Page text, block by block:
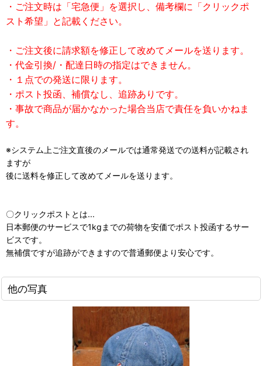
・ご注文時は「宅急便」を選択し、備考欄に「クリックポ
スト希望」と記載ください。
・ご注文後に請求額を修正して改めてメールを送ります。
・代金引換/・配達日時の指定はできません。
・１点での発送に限ります。
・ポスト投函、補償なし、追跡ありです。
・事故で商品が届かなかった場合当店で責任を負いかねま
す。
※システム上ご注文直後のメールでは通常発送での送料が記載され
ますが
後に送料を修正して改めてメールを送ります。
〇クリックポストとは...
日本郵便のサービスで1kgまでの荷物を安価でポスト投函するサー
ビスです。
無補償ですが追跡ができますので普通郵便より安心です。
他の写真